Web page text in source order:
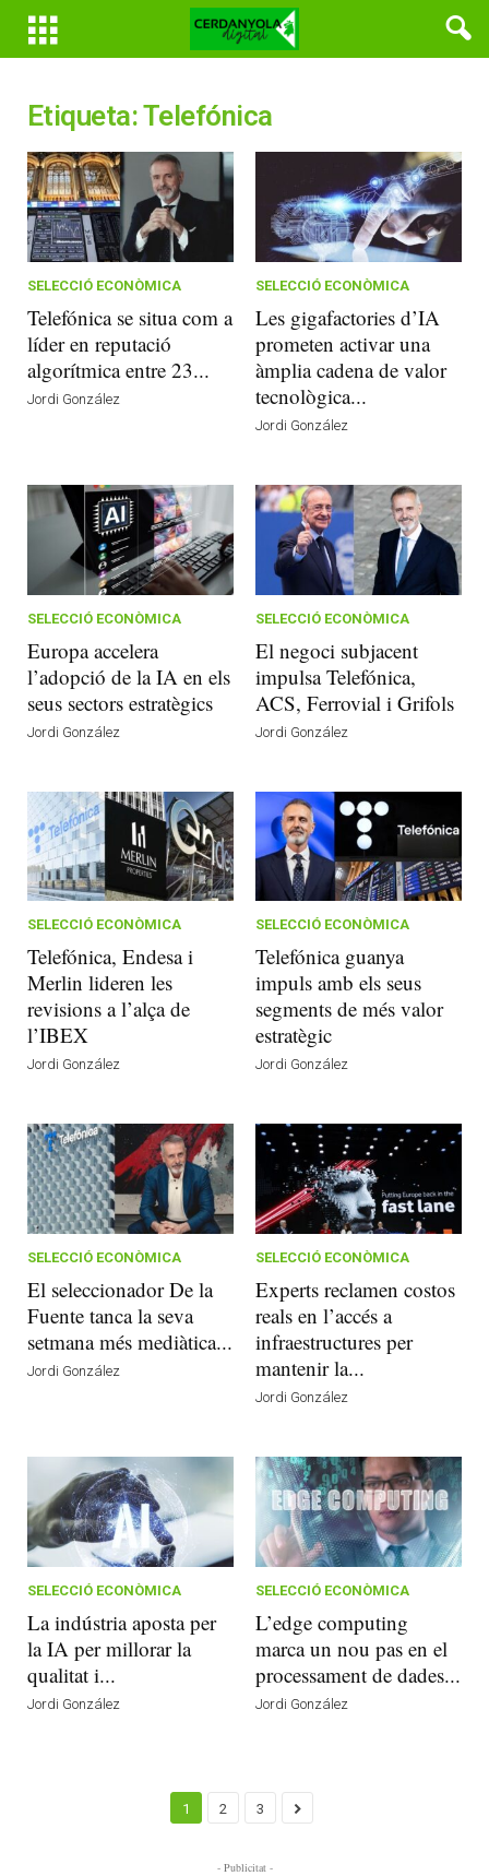
Etiqueta: Telefónica
SELECCIÓ ECONÒMICA
Telefónica se situa com a
líder en reputació
algorítmica entre 23...
Jordi González
SELECCIÓ ECONÒMICA
Les gigafactories d’IA
prometen activar una
àmplia cadena de valor
tecnològica...
Jordi González
SELECCIÓ ECONÒMICA
Europa accelera
l’adopció de la IA en els
seus sectors estratègics
Jordi González
SELECCIÓ ECONÒMICA
El negoci subjacent
impulsa Telefónica,
ACS, Ferrovial i Grifols
Jordi González
SELECCIÓ ECONÒMICA
Telefónica, Endesa i
Merlin lideren les
revisions a l’alça de
l’IBEX
Jordi González
SELECCIÓ ECONÒMICA
Telefónica guanya
impuls amb els seus
segments de més valor
estratègic
Jordi González
SELECCIÓ ECONÒMICA
El seleccionador De la
Fuente tanca la seva
setmana més mediàtica...
Jordi González
SELECCIÓ ECONÒMICA
Experts reclamen costos
reals en l’accés a
infraestructures per
mantenir la...
Jordi González
SELECCIÓ ECONÒMICA
La indústria aposta per
la IA per millorar la
qualitat i...
Jordi González
SELECCIÓ ECONÒMICA
L’edge computing
marca un nou pas en el
processament de dades...
Jordi González
1 2 3
- Publicitat -